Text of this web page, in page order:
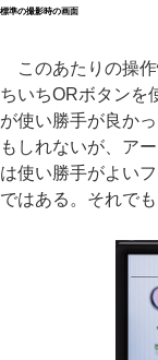
標準の撮影時の画面
このあたりの操作
ちいちORボタンを
が使い勝手が良か
もしれないが、ア
は使い勝手がよい
ではある。それで